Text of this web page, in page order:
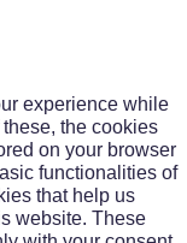
experience while
the cookies
on your browser
functionalities of
that help us
website. These